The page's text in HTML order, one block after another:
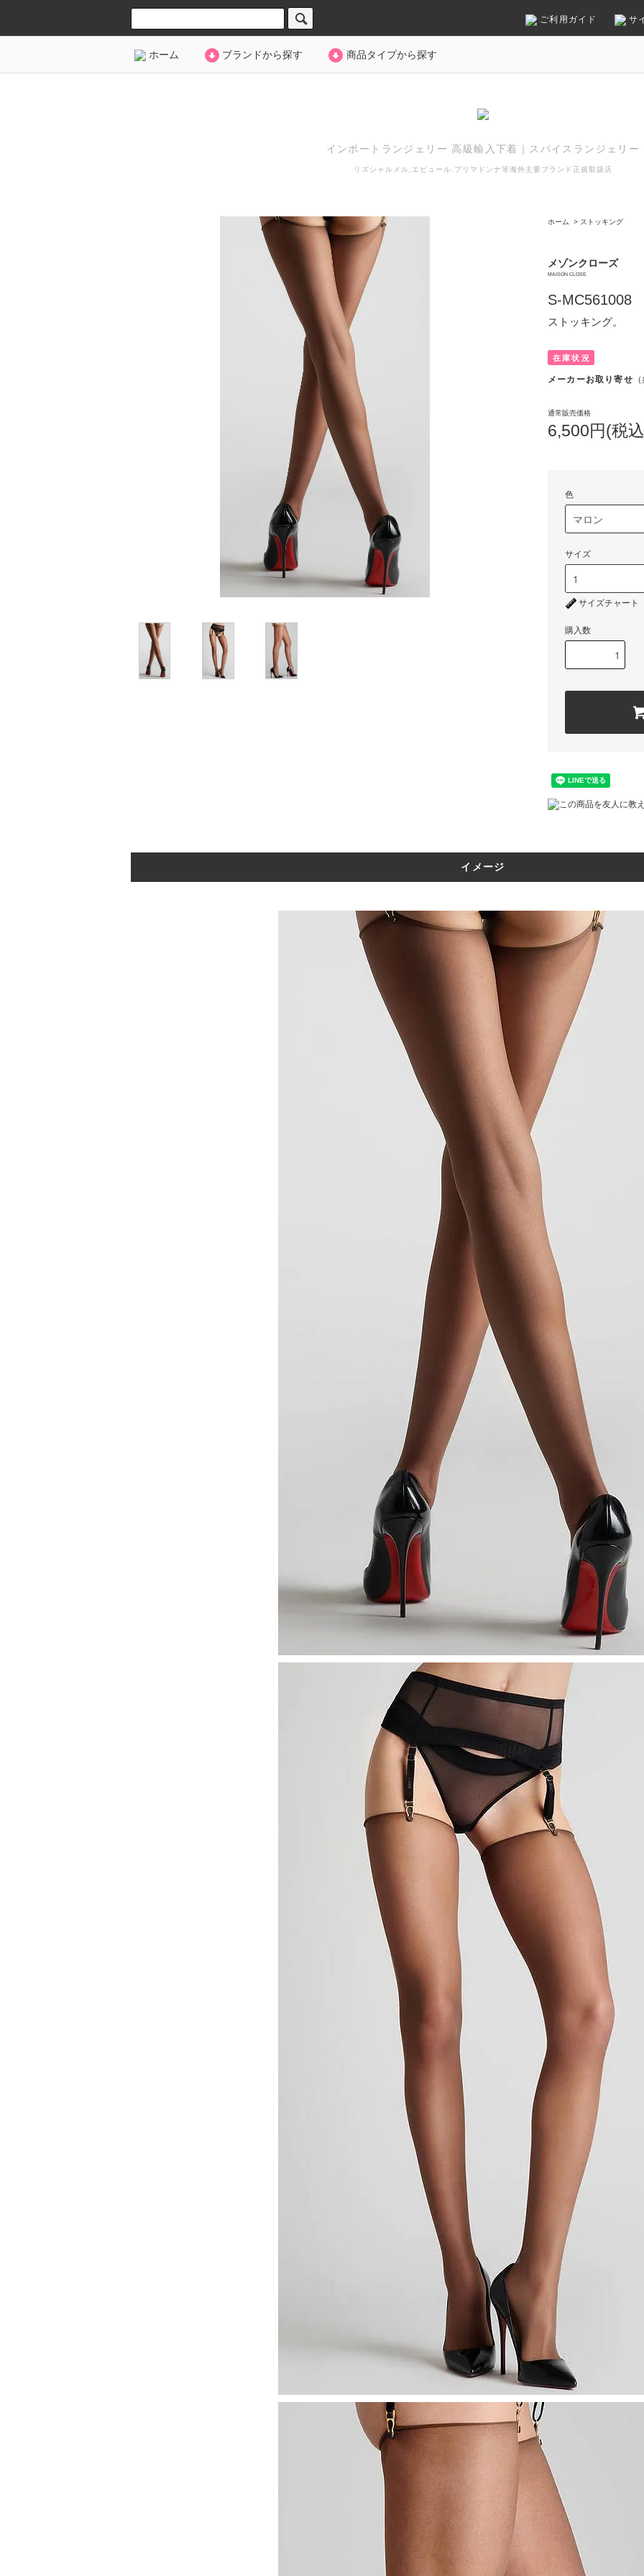
ご利用ガイド サ
ホーム ブランドから探す 商品タイプから探す
インポートランジェリー 高級輸入下着 スパイスランジェリー
リズシャルメル,エピュール,プリマドンナ等海外主要ブランド正規取扱店
ホーム > ストッキング
メゾンクローズ
MAISON CLOSE
S-MC561008
ストッキング。
在庫状況
メーカーお取り寄せ
通常販売価格
6,500円(税
色
サイズ
サイズチャート
購入数
この商品を友人に教
イメージ